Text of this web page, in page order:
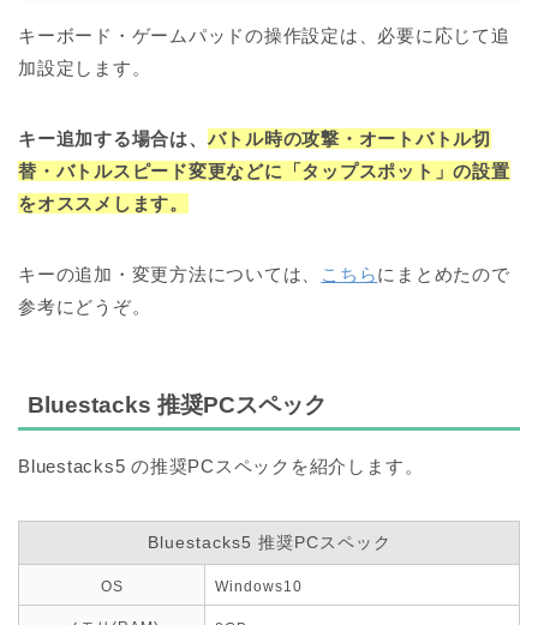
キーボード・ゲームパッドの操作設定は、必要に応じて追
加設定します。
キー追加する場合は、 バトル時の攻撃・オートバトル切
替・バトルスピード変更などに 「タップスポット」の設置
をオススメします。
キーの追加・変更方法については、 こちらにまとめたので
参考にどうぞ。
Bluestacks 推奨PCスペック
Bluestacks5 の推奨PCスペックを紹介します。
Bluestacks5 推奨PCスペック
OS Windows10